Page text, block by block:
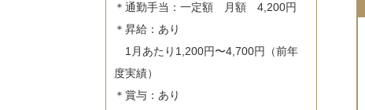
＊通勤手当：一定額　月額　4,200円
＊昇給：あり
1月あたり1,200円〜4,700円（前年
度実績）
＊賞与：あり